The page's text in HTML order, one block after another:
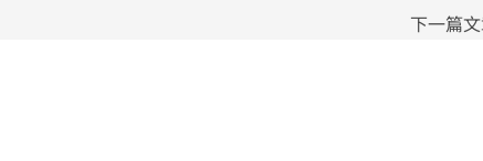
下一篇